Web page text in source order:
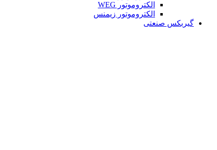
الکتروموتور WEG
الکتروموتور زیمنس
گیربکس صنعتی